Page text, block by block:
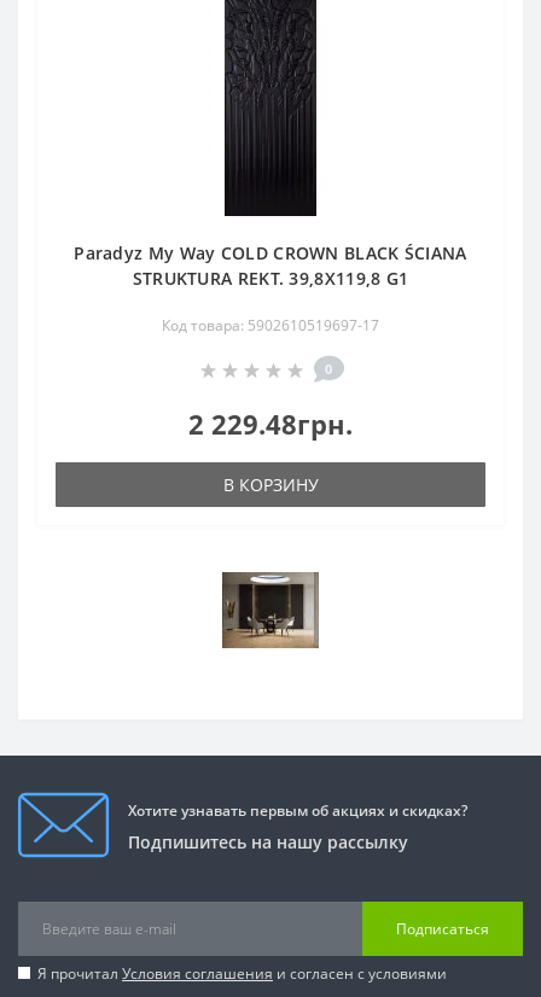
Paradyz My Way COLD CROWN BLACK ŚCIANA
STRUKTURA REKT. 39,8X119,8 G1
Код товара: 5902610519697-17
0
2 229.48грн.
В КОРЗИНУ
Хотите узнавать первым об акциях и скидках?
Подпишитесь на нашу рассылку
Подписаться
Я прочитал Условия соглашения и согласен с условиями